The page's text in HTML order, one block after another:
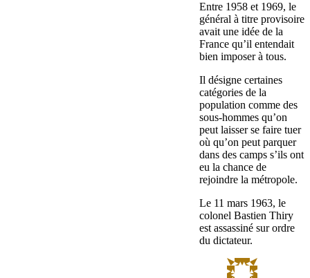
Entre 1958 et 1969, le
général à titre provisoire
avait une idée de la
France qu’il entendait
bien imposer à tous.
Il désigne certaines
catégories de la
population comme des
sous-hommes qu’on
peut laisser se faire tuer
où qu’on peut parquer
dans des camps s’ils ont
eu la chance de
rejoindre la métropole.
Le 11 mars 1963, le
colonel Bastien Thiry
est assassiné sur ordre
du dictateur.